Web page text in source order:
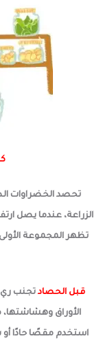
تظهر المجموعة
قبل الحصاد
الأوراق وهشاشتها،
استخدم مقصًا حادًا